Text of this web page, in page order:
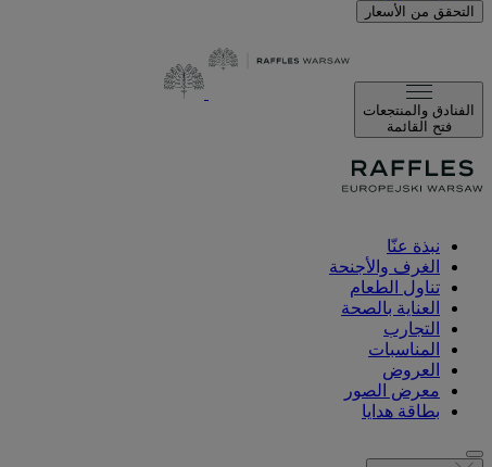
التحقق من الأسعار
الفنادق والمنتجعات
فتح القائمة
نبذة عنّا
الغرف والأجنحة
تناول الطعام
العناية بالصحة
التجارب
المناسبات
العروض
معرض الصور
بطاقة هدايا